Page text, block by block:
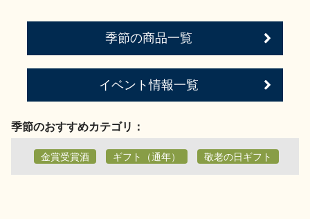
季節の商品一覧
イベント情報一覧
季節のおすすめカテゴリ：
金賞受賞酒 ギフト（通年） 敬老の日ギフト